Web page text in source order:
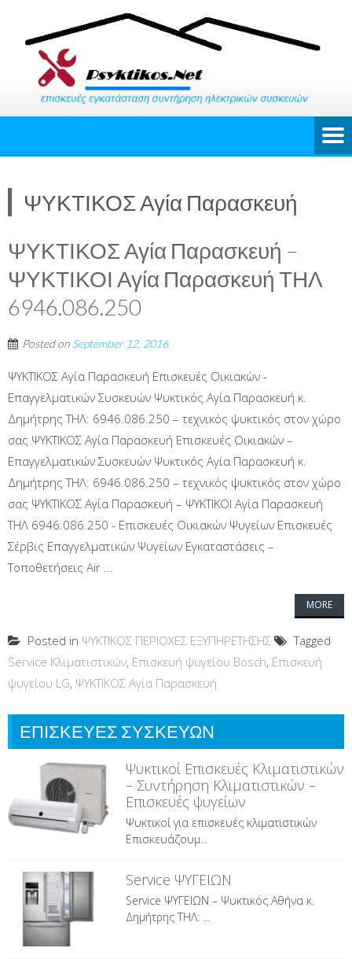
ΨΥΚΤΙΚΟΣ Αγία Παρασκευή
ΨΥΚΤΙΚΟΣ Αγία Παρασκευή –
ΨΥΚΤΙΚΟΙ Αγία Παρασκευή ΤΗΛ
6946.086.250
Posted on September 12, 2016
ΨΥΚΤΙΚΟΣ Αγία Παρασκευή Επισκευές Οικιακών -
Επαγγελματικών Συσκευών Ψυκτικός Αγία Παρασκευή κ.
Δημήτρης ΤΗΛ: 6946.086.250 – τεχνικός ψυκτικός στον χώρο
σας ΨΥΚΤΙΚΟΣ Αγία Παρασκευή Επισκευές Οικιακών –
Επαγγελματικών Συσκευών Ψυκτικός Αγία Παρασκευή κ.
Δημήτρης ΤΗΛ: 6946.086.250 – τεχνικός ψυκτικός στον χώρο
σας ΨΥΚΤΙΚΟΣ Αγία Παρασκευή – ΨΥΚΤΙΚΟΙ Αγία Παρασκευή
ΤΗΛ 6946.086.250 - Επισκευές Οικιακών Ψυγείων Επισκευές
Σέρβις Επαγγελματικών Ψυγείων Εγκαταστάσεις –
Τοποθετήσεις Air ...
MORE
Posted in ΨΥΚΤΙΚΟΣ ΠΕΡΙΟΧΕΣ ΕΞΥΠΗΡΕΤΗΣΗΣ
Tagged
Service Κλιματιστικών, Επισκευή ψυγείου Bosch, Επισκευή
ψυγείου LG, ΨΥΚΤΙΚΟΣ Αγία Παρασκευή
ΕΠΙΣΚΕΥΕΣ ΣΥΣΚΕΥΩΝ
Ψυκτικοί Επισκευές Κλιματιστικών
– Συντήρηση Κλιματιστικών –
Επισκευές ψυγείων
Ψυκτικοί για επισκευές κλιματιστικών
Επισκευάζουμ...
Service ΨΥΓΕΙΩΝ
Service ΨΥΓΕΙΩΝ – Ψυκτικός Αθήνα κ.
Δημήτρης ΤΗΛ: ...